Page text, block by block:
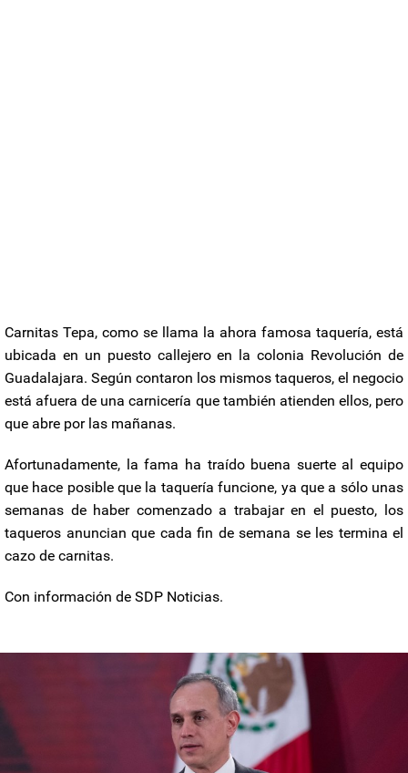
Carnitas Tepa, como se llama la ahora famosa taquería, está
ubicada en un puesto callejero en la colonia Revolución de
Guadalajara. Según contaron los mismos taqueros, el negocio
está afuera de una carnicería que también atienden ellos, pero
que abre por las mañanas.
Afortunadamente, la fama ha traído buena suerte al equipo
que hace posible que la taquería funcione, ya que a sólo unas
semanas de haber comenzado a trabajar en el puesto, los
taqueros anuncian que cada fin de semana se les termina el
cazo de carnitas.
Con información de SDP Noticias.